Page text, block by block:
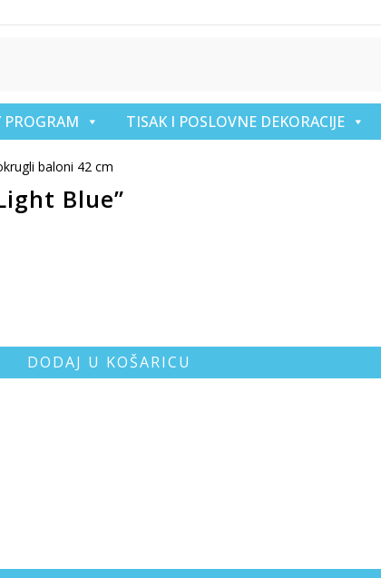
PROGRAM TISAK I POSLOVNE DEKORACIJE
baloni 42 cm
Blue”
DODAJ U KOŠARICU